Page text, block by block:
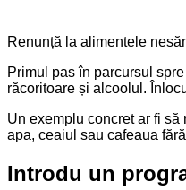
Renunță la alimentele
Primul pas în parcursul
răcoritoare și alcoolul.
Un exemplu concret ar fi
apa, ceaiul sau cafeaua
Introdu un